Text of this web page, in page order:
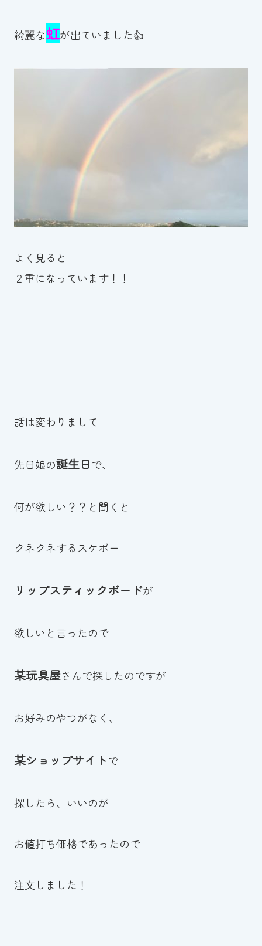
綺麗な虹が出ていました👍
よく見ると
２重になっています！！
話は変わりまして
先日娘の誕生日で、
何が欲しい？？と聞くと
クネクネするスケボー
リップスティックボードが
欲しいと言ったので
某玩具屋さんで探したのですが
お好みのやつがなく、
某ショップサイトで
探したら、いいのが
お値打ち価格であったので
注文しました！